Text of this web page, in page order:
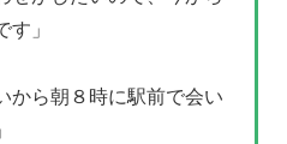
」
から朝８時に駅前で会い